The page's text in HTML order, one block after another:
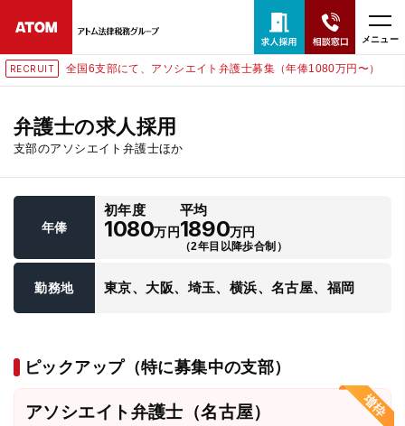
メニュー
RECRUIT 全国6支部にて、アソシエイト弁護士募集（年俸1080万円〜）
弁護士の求人採用
支部のアソシエイト弁護士ほか
年俸
初年度
1080万円
平均
1890万円
（2年目以降歩合制）
勤務地 東京、大阪、埼玉、横浜、名古屋、福岡
ピックアップ（特に募集中の支部）
アソシエイト弁護士（名古屋）
24時間365日全国対応
無料相談窓口はこちら